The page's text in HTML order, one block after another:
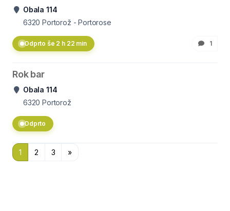
Obala 114
6320 Portorož - Portorose
Odprto še 2 h 22 min 1
Rok bar
Obala 114
6320 Portorož
Odprto
1 2 3 »